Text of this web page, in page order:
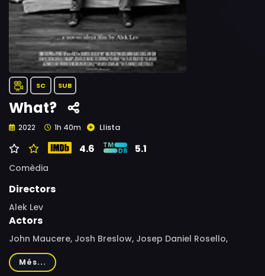
SC SUB
What?
2022 1h 40m Llista
4.6 5.1
Comèdia
Directors
Alek Lev
Actors
John Maucere, Josh Breslow, Josep Daniel Rosello,
Marina Longares Eschrichs, Jeremy Guskin, Amber Zion,
Sheena Lyles, Keaton Talmadge
Més...